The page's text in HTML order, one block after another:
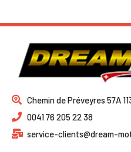
Chemin de Préveyres 57A
0041 76 205 22 38
service-clients@dream-